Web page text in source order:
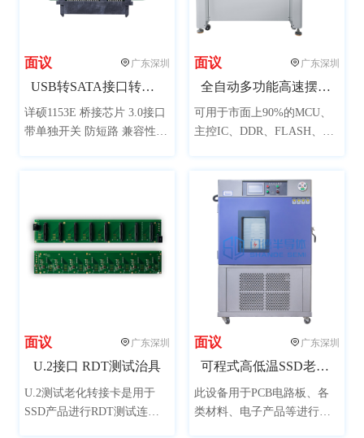
面议 广东深圳
USB转SATA接口转接板（新一代主控兼容性更强）
详硕1153E 桥接芯片 3.0接口
带单独开关 防短路 兼容性
面议 广东深圳
全自动多功能高速摆盘机
可用于市面上90%的MCU、
主控IC、DDR、FLASH、黑
上常用的黑盘或吸塑盘，自
动堆叠摆放，帮助封装测试
厂商解决一机多功能摆盘工
面议 广东深圳
U.2接口 RDT测试治具
U.2测试老化转接卡是用于
SSD产品进行RDT测试连接
面议 广东深圳
可程式高低温SSD老化试验箱
此设备用于PCB电路板、各
类材料、电子产品等进行高